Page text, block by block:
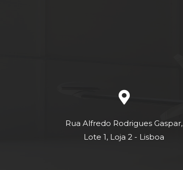
Rua Alfredo Rodrigues Gaspar,
Lote 1, Loja 2 - Lisboa